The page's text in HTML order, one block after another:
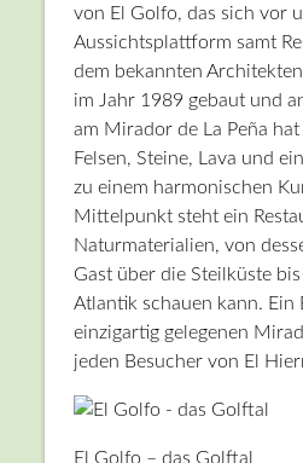
von El Golfo, das sich vor
Aussichtsplattform samt
dem bekannten Architekten
im Jahr 1989 gebaut und
am Mirador de La Peña
Felsen, Steine, Lava und
zu einem harmonischen
Mittelpunkt steht ein
Naturmaterialien, von
Gast über die Steilküste
Atlantik schauen kann. Ein
einzigartig gelegenen
jeden Besucher von El
El Golfo – das Golftal